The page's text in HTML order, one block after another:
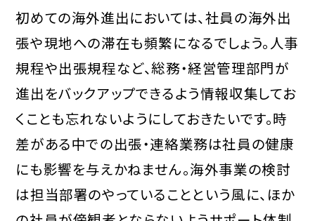
初めての海外進出においては、社員の海外出
張や現地への滞在も頻繁になるでしょう。人事
規程や出張規程など、総務・経営管理部門が
進出をバックアップできるよう情報収集してお
くことも忘れないようにしておきたいです。時
差がある中での出張・連絡業務は社員の健康
にも影響を与えかねません。海外事業の検討
は担当部署のやっていることという風に、ほか